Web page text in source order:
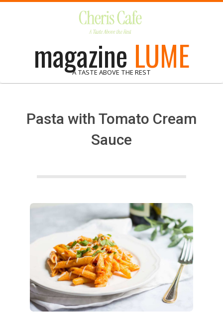
magazine LUME
A TASTE ABOVE THE REST
Pasta with Tomato Cream
Sauce